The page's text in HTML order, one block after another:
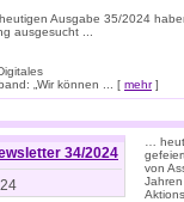
Ausgabe 35/2024
ausgesucht ...
„Wir können ... [ mehr]
34/2024
…
von